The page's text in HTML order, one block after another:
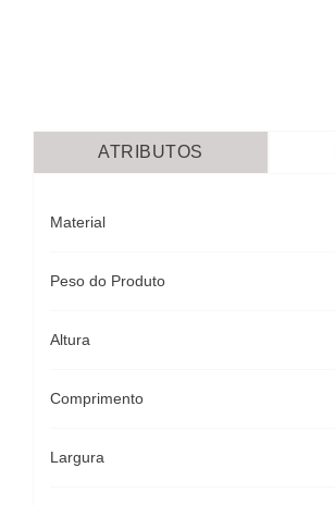
ATRIBUTOS
Material
Peso do Produto
Altura
Comprimento
Largura